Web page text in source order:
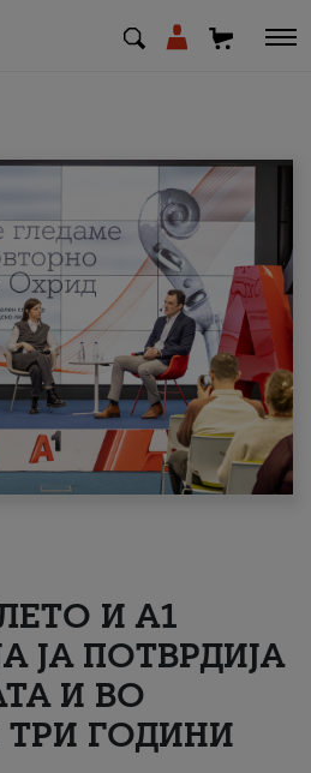
И A1
ЈА ПОТВРДИЈА
И ВО
ТРИ ГОДИНИ